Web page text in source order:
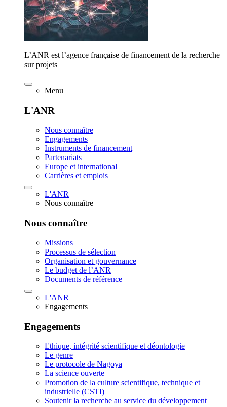
L’ANR est l’agence française de financement de la recherche
sur projets
Menu
L'ANR
Nous connaître
Engagements
Instruments de financement
Partenariats
Europe et international
Carrières et emplois
L'ANR
Nous connaître
Nous connaître
Missions
Processus de sélection
Organisation et gouvernance
Le budget de l’ANR
Documents de référence
L'ANR
Engagements
Engagements
Ethique, intégrité scientifique et déontologie
Le genre
Le protocole de Nagoya
La science ouverte
Promotion de la culture scientifique, technique et
industrielle (CSTI)
Soutenir la recherche au service du développement